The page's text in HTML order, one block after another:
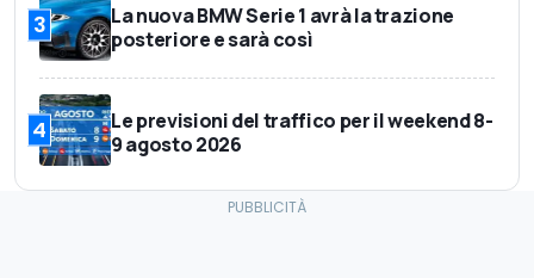
3
La nuova BMW Serie 1 avrà la trazione
posteriore e sarà così
4
Le previsioni del traffico per il weekend 8-
9 agosto 2026